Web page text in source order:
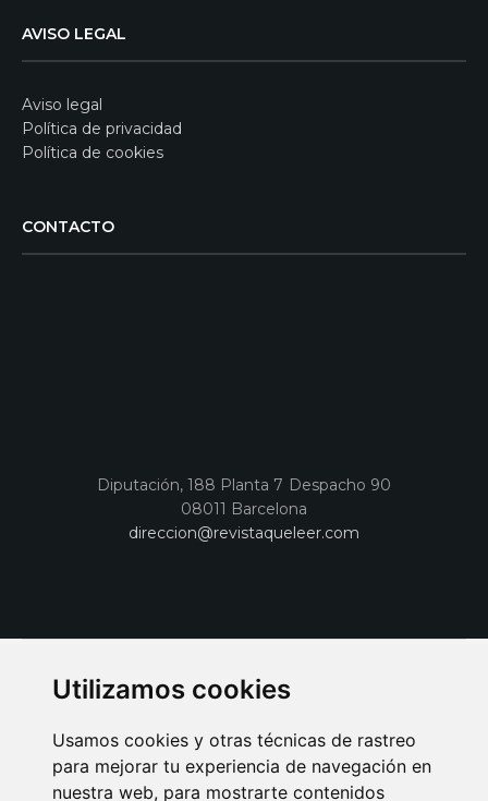
Utilizamos cookies
Usamos cookies y otras técnicas de rastreo
para mejorar tu experiencia de navegación en
nuestra web, para mostrarte contenidos
AVISO LEGAL
Aviso legal
Política de privacidad
Política de cookies
CONTACTO
Diputación, 188 Planta 7 Despacho 90
08011 Barcelona
direccion@revistaqueleer.com